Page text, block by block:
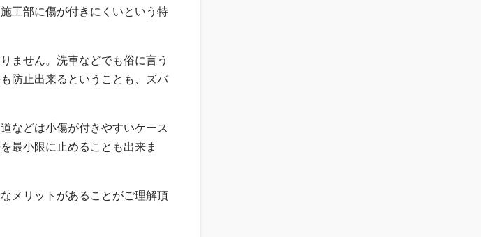
工部に傷が付きにくいという特
ません。洗車などでも俗に言う
防止出来るということも、ズバ
などは小傷が付きやすいケース
最小限に止めることも出来ま
メリットがあることがご理解頂